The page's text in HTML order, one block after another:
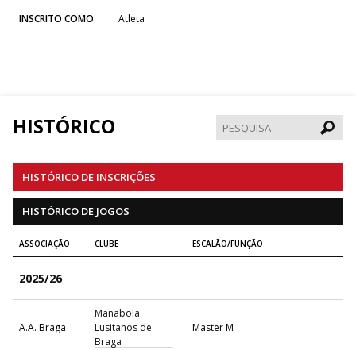
INSCRITO COMO Atleta
HISTÓRICO
HISTÓRICO DE INSCRIÇÕES
HISTÓRICO DE JOGOS
ASSOCIAÇÃO CLUBE ESCALÃO/FUNÇÃO
2025/26
A.A. Braga
Manabola
Lusitanos de
Braga
Master M